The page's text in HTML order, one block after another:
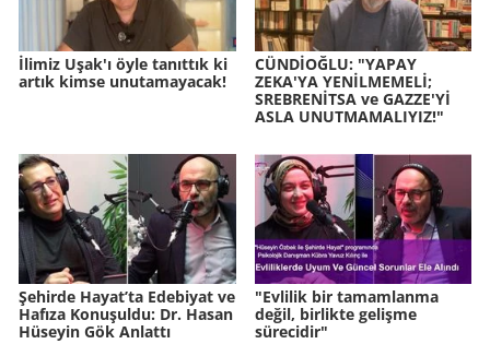
İlimiz Uşak'ı öyle tanıttık ki
artık kimse unutamayacak!
CÜNDİOĞLU: "YAPAY
ZEKA'YA YENİLMEMELİ;
SREBRENİTSA ve GAZZE'Yİ
ASLA UNUTMAMALIYIZ!"
Şehirde Hayat’ta Edebiyat ve
Hafıza Konuşuldu: Dr. Hasan
Hüseyin Gök Anlattı
"Evlilik bir tamamlanma
değil, birlikte gelişme
sürecidir"